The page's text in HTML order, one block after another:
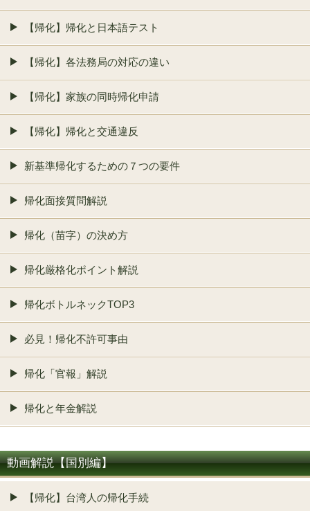
【帰化】帰化と日本語テスト
【帰化】各法務局の対応の違い
【帰化】家族の同時帰化申請
【帰化】帰化と交通違反
新基準帰化するための７つの要件
帰化面接質問解説
帰化（苗字）の決め方
帰化厳格化ポイント解説
帰化ボトルネックTOP3
必見！帰化不許可事由
帰化「官報」解説
帰化と年金解説
動画解説【国別編】
【帰化】台湾人の帰化手続